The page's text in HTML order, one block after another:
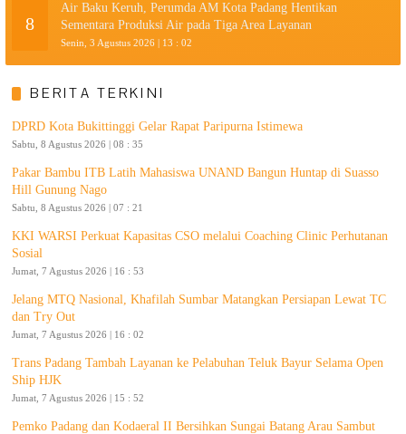
8
Air Baku Keruh, Perumda AM Kota Padang Hentikan
Sementara Produksi Air pada Tiga Area Layanan
Senin, 3 Agustus 2026 | 13 : 02
BERITA TERKINI
DPRD Kota Bukittinggi Gelar Rapat Paripurna Istimewa
Sabtu, 8 Agustus 2026 | 08 : 35
Pakar Bambu ITB Latih Mahasiswa UNAND Bangun Huntap di Suasso
Hill Gunung Nago
Sabtu, 8 Agustus 2026 | 07 : 21
KKI WARSI Perkuat Kapasitas CSO melalui Coaching Clinic Perhutanan
Sosial
Jumat, 7 Agustus 2026 | 16 : 53
Jelang MTQ Nasional, Khafilah Sumbar Matangkan Persiapan Lewat TC
dan Try Out
Jumat, 7 Agustus 2026 | 16 : 02
Trans Padang Tambah Layanan ke Pelabuhan Teluk Bayur Selama Open
Ship HJK
Jumat, 7 Agustus 2026 | 15 : 52
Pemko Padang dan Kodaeral II Bersihkan Sungai Batang Arau Sambut